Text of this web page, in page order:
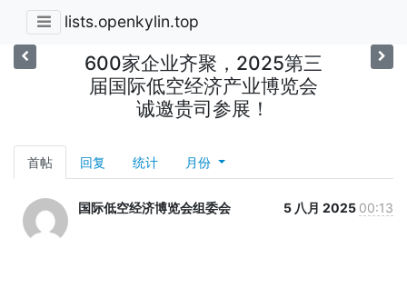
lists.openkylin.top
600家企业齐聚，2025第三
届国际低空经济产业博览会
诚邀贵司参展！
首帖 回复 统计 月份
国际低空经济博览会组委会 5 八月 2025 00:13